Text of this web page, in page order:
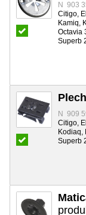
N 903
Citigo,
Kamiq,
Octavia
Superb
N 909
Citigo,
Kodiaq,
Superb